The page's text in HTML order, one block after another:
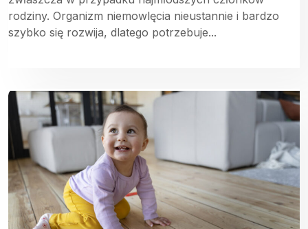
rodziny. Organizm niemowlęcia nieustannie i bardzo
szybko się rozwija, dlatego potrzebuje...